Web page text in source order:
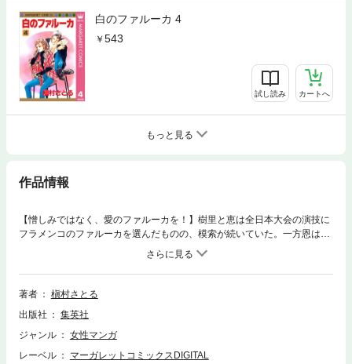
白のファルーカ 4
543
試し読み カートへ
もっと見る
作品情報
【憎しみではなく、愛のファルーカを！】樹里と恵は全日本大会の演技に
フラメンコのファルーカを選んだものの、模索が続いていた。一方恩は、
抱えてきた恨みを松木剛士に向かって爆発させるが…!? 過去のスペイン
と現在の日本をつなぐ、愛憎のドラマがついに明らかに！ 氷上に広がる
熱いアイスダンス・ロマン巨編、感動のフィナーレ!! 【同時収録】彼女
が笑顔に着がえたら
著者
槇村さとる
出版社
集英社
ジャンル
女性マンガ
レーベル
マーガレットコミックスDIGITAL